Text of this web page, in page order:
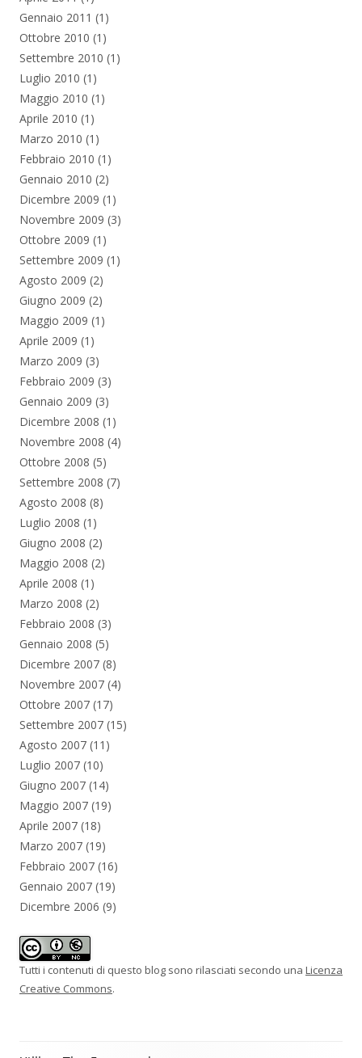
Gennaio 2011 (1)
Ottobre 2010 (1)
Settembre 2010 (1)
Luglio 2010 (1)
Maggio 2010 (1)
Aprile 2010 (1)
Marzo 2010 (1)
Febbraio 2010 (1)
Gennaio 2010 (2)
Dicembre 2009 (1)
Novembre 2009 (3)
Ottobre 2009 (1)
Settembre 2009 (1)
Agosto 2009 (2)
Giugno 2009 (2)
Maggio 2009 (1)
Aprile 2009 (1)
Marzo 2009 (3)
Febbraio 2009 (3)
Gennaio 2009 (3)
Dicembre 2008 (1)
Novembre 2008 (4)
Ottobre 2008 (5)
Settembre 2008 (7)
Agosto 2008 (8)
Luglio 2008 (1)
Giugno 2008 (2)
Maggio 2008 (2)
Aprile 2008 (1)
Marzo 2008 (2)
Febbraio 2008 (3)
Gennaio 2008 (5)
Dicembre 2007 (8)
Novembre 2007 (4)
Ottobre 2007 (17)
Settembre 2007 (15)
Agosto 2007 (11)
Luglio 2007 (10)
Giugno 2007 (14)
Maggio 2007 (19)
Aprile 2007 (18)
Marzo 2007 (19)
Febbraio 2007 (16)
Gennaio 2007 (19)
Dicembre 2006 (9)
Tutti i contenuti di questo blog sono rilasciati secondo una Licenza
Creative Commons.